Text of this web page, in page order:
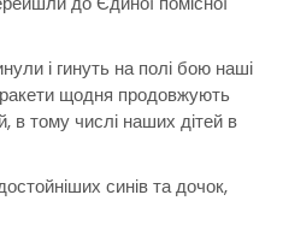
і гинуть на полі бою наші
ракети щодня продовжують
тому числі наших дітей в
синів та дочок,